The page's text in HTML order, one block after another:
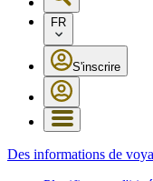
FR
S'inscrire
Des informations de